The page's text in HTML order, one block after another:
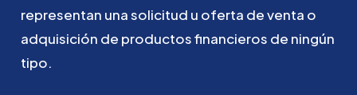
representan unasolicitud u oferta deventa o
adquisición de productosfinancieros de ningún
tipo.